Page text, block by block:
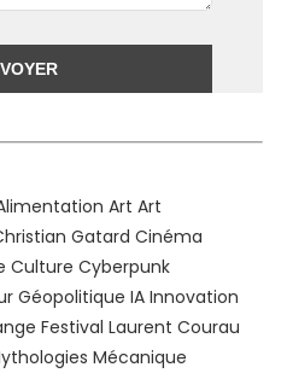
Art Art
Gatard Cinéma
Culture Cyberpunk
Géopolitique IA Innovation
Festival Laurent Courau
Mécanique